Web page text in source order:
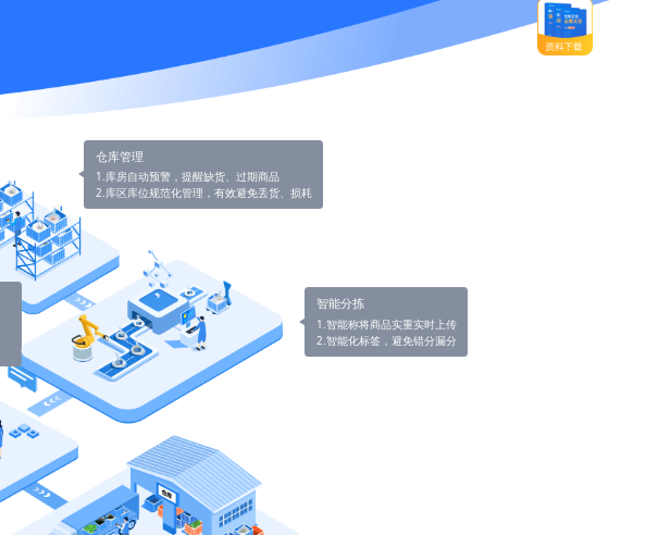
仓库管理
1.库房自动预警，提醒缺货、过期商品
2.库区库位规范化管理，有效避免丢货、损耗
智能分拣
1.智能称将商品实重实时上传
2.智能化标签，避免错分漏分